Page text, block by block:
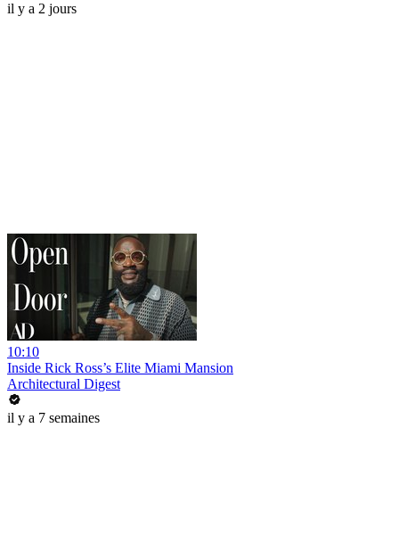
il y a 2 jours
10:10
Inside Rick Ross’s Elite Miami Mansion
Architectural Digest
il y a 7 semaines